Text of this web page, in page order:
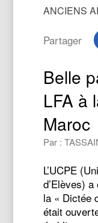
ANCIENS
Partager
Belle
LFA à
Maroc
Par :
L’UCPE
d’Elèves)
la « Dictée
était